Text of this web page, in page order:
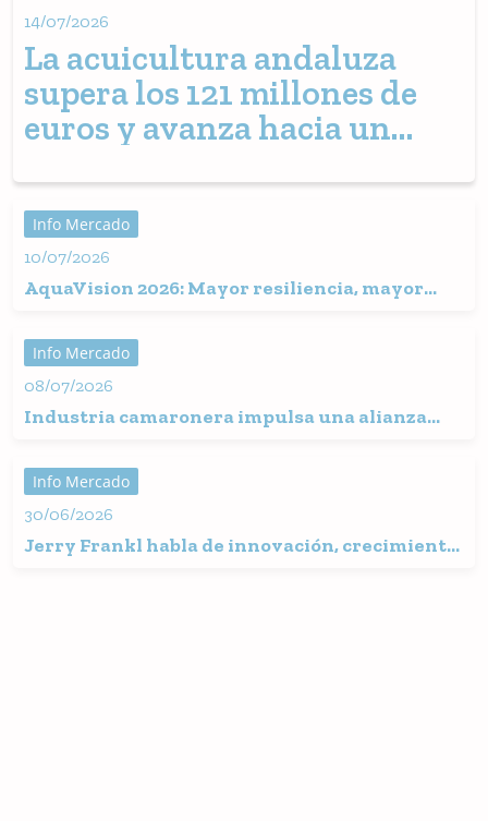
14/07/2026
La acuicultura andaluza
supera los 121 millones de
euros y avanza hacia un
profesionalizado
Info Mercado
10/07/2026
AquaVision 2026: Mayor resiliencia, mayor
de la incertidumbre global
Info Mercado
08/07/2026
Industria camaronera impulsa una alianza
Info Mercado
30/06/2026
Jerry Frankl habla de innovación, crecimiento